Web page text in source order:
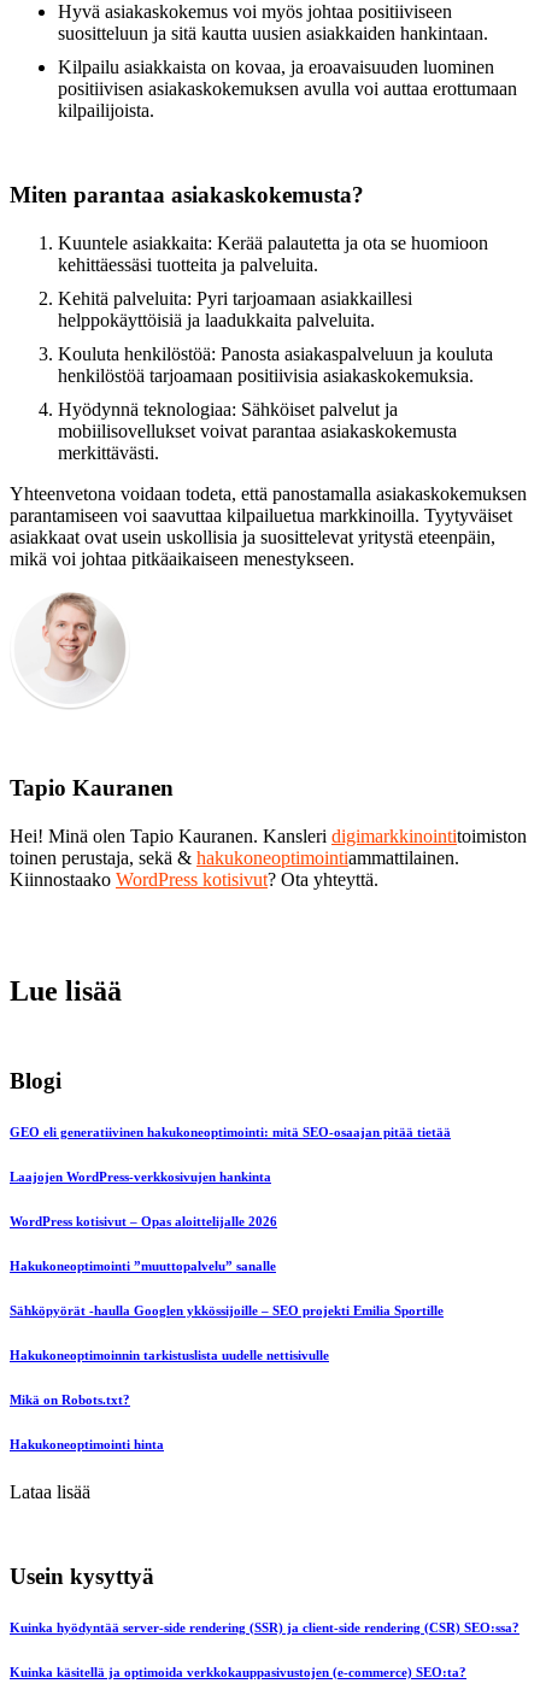
Hyvä asiakaskokemus voi myös johtaa positiiviseen
suositteluun ja sitä kautta uusien asiakkaiden hankintaan.
Kilpailu asiakkaista on kovaa, ja eroavaisuuden luominen
positiivisen asiakaskokemuksen avulla voi auttaa erottumaan
kilpailijoista.
Miten parantaa asiakaskokemusta?
Kuuntele asiakkaita: Kerää palautetta ja ota se huomioon
kehittäessäsi tuotteita ja palveluita.
Kehitä palveluita: Pyri tarjoamaan asiakkaillesi
helppokäyttöisiä ja laadukkaita palveluita.
Kouluta henkilöstöä: Panosta asiakaspalveluun ja kouluta
henkilöstöä tarjoamaan positiivisia asiakaskokemuksia.
Hyödynnä teknologiaa: Sähköiset palvelut ja
mobiilisovellukset voivat parantaa asiakaskokemusta
merkittävästi.
Yhteenvetona voidaan todeta, että panostamalla asiakaskokemuksen
parantamiseen voi saavuttaa kilpailuetua markkinoilla. Tyytyväiset
asiakkaat ovat usein uskollisia ja suosittelevat yritystä eteenpäin,
mikä voi johtaa pitkäaikaiseen menestykseen.
Tapio Kauranen
Hei! Minä olen Tapio Kauranen. Kansleri digimarkkinointitoimiston
toinen perustaja, sekä & hakukoneoptimointiammattilainen.
Kiinnostaako WordPress kotisivut? Ota yhteyttä.
Lue lisää
Blogi
GEO eli generatiivinen hakukoneoptimointi: mitä SEO-osaajan pitää tietää
Laajojen WordPress-verkkosivujen hankinta
WordPress kotisivut – Opas aloittelijalle 2026
Hakukoneoptimointi ”muuttopalvelu” sanalle
Sähköpyörät -haulla Googlen ykkössijoille – SEO projekti Emilia Sportille
Hakukoneoptimoinnin tarkistuslista uudelle nettisivulle
Mikä on Robots.txt?
Hakukoneoptimointi hinta
Lataa lisää
Usein kysyttyä
Kuinka hyödyntää server-side rendering (SSR) ja client-side rendering (CSR) SEO:ssa?
Kuinka käsitellä ja optimoida verkkokauppasivustojen (e-commerce) SEO:ta?